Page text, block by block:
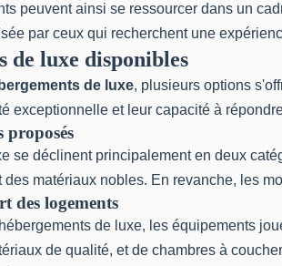
peuvent ainsi se ressourcer dans un
par ceux qui recherchent une
de luxe disponibles
de luxe, plusieurs options
exceptionnelle et leur capacité à
proposés
se déclinent principalement en deux
des matériaux nobles. En revanche, les
des logements
de luxe, les équipements
de qualité, et de chambres à